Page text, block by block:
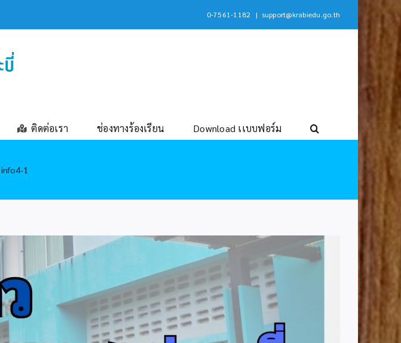
0-7561-1182 | support@krabiedu.go.th
ติดต่อเรา ช่องทางร้องเรียน Download เเบบฟอร์ม
info4-1